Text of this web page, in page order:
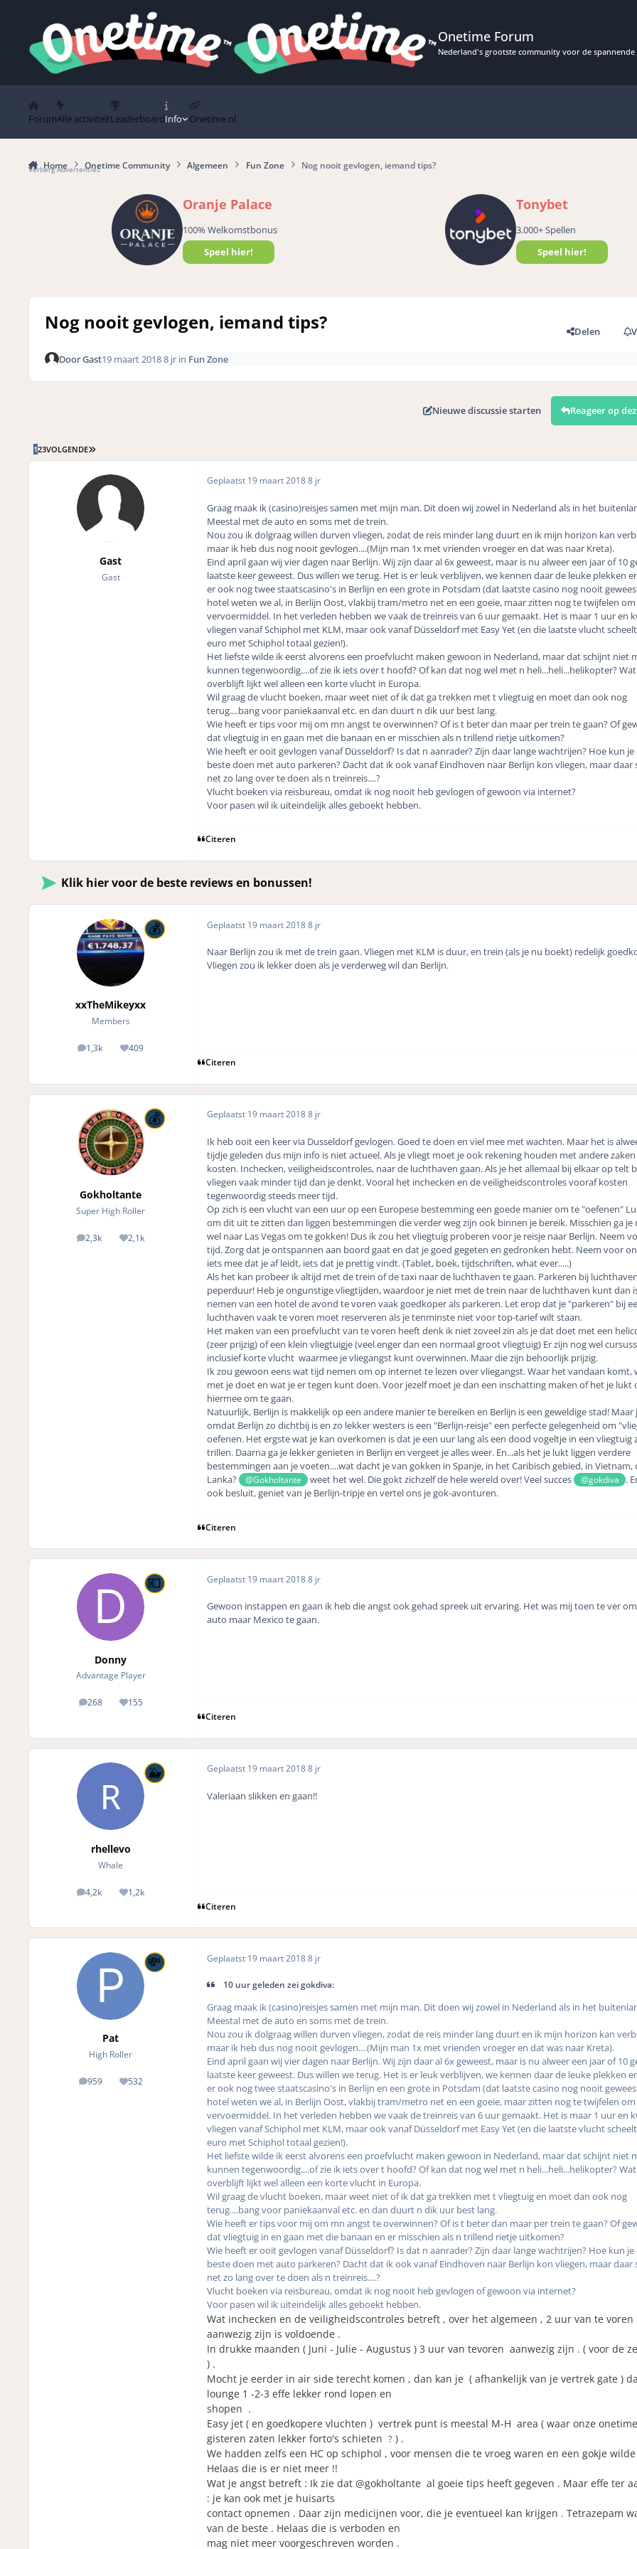
Onetime Forum
Nederland's grootste community voor de spannende
ForumAlle activiteitLeaderboardInfo Onetime.nl
Home Onetime Community Algemeen Fun Zone Nog nooit gevlogen, iemand tips?
Verberg Advertenties
Oranje Palace
100% Welkomstbonus
Speel hier!
Tonybet
3.000+ Spellen
Speel hier!
Nog nooit gevlogen, iemand tips? Delen
DoorGast19 maart 20188 jrin Fun Zone
Nieuwe discussie starten Reageer op
123VOLGENDE LAATSTE PAGINA
Gast
Gast
Geplaatst 19 maart 20188 jr
Graag maak ik (casino)reisjes samen met mijn man. Dit doen wij zowel in Nederland als in het
Meestal met de auto en soms met de trein.
Nou zou ik dolgraag willen durven vliegen, zodat de reis minder lang duurt en ik mijn horizon kan
maar ik heb dus nog nooit gevlogen....(Mijn man 1x met vrienden vroeger en dat was naar Kreta).
Eind april gaan wij vier dagen naar Berlijn. Wij zijn daar al 6x geweest, maar is nu alweer een jaar of 10
laatste keer geweest. Dus willen we terug. Het is er leuk verblijven, we kennen daar de leuke plekken
er ook nog twee staatscasino's in Berlijn en een grote in Potsdam (dat laatste casino nog nooit
hotel weten we al, in Berlijn Oost, vlakbij tram/metro net en een goeie, maar zitten nog te twijfelen
vervoermiddel. In het verleden hebben we vaak de treinreis van 6 uur gemaakt. Het is maar 1 uur en
vliegen vanaf Schiphol met KLM, maar ook vanaf Düsseldorf met Easy Yet (en die laatste vlucht
euro met Schiphol totaal gezien!).
Het liefste wilde ik eerst alvorens een proefvlucht maken gewoon in Nederland, maar dat schijnt niet
kunnen tegenwoordig....of zie ik iets over t hoofd? Of kan dat nog wel met n heli...heli...helikopter?
overblijft lijkt wel alleen een korte vlucht in Europa.
Wil graag de vlucht boeken, maar weet niet of ik dat ga trekken met t vliegtuig en moet dan ook nog
terug....bang voor paniekaanval etc. en dan duurt n dik uur best lang.
Wie heeft er tips voor mij om mn angst te overwinnen? Of is t beter dan maar per trein te gaan? Of
dat vliegtuig in en gaan met die banaan en er misschien als n trillend rietje uitkomen?
Wie heeft er ooit gevlogen vanaf Düsseldorf? Is dat n aanrader? Zijn daar lange wachtrijen? Hoe kun
beste doen met auto parkeren? Dacht dat ik ook vanaf Eindhoven naar Berlijn kon vliegen, maar daar
net zo lang over te doen als n treinreis....?
Vlucht boeken via reisbureau, omdat ik nog nooit heb gevlogen of gewoon via internet?
Voor pasen wil ik uiteindelijk alles geboekt hebben.
Citeren
Klik hier voor de beste reviews en bonussen!
xxTheMikeyxx
Members
1,3k
posts 409
Reputation
Geplaatst 19 maart 20188 jr
Naar Berlijn zou ik met de trein gaan. Vliegen met KLM is duur, en trein (als je nu boekt) redelijk
Vliegen zou ik lekker doen als je verderweg wil dan Berlijn.
Citeren
Gokholtante
Super High Roller
2,3k
posts 2,1k
Reputation
Geplaatst 19 maart 20188 jr
Ik heb ooit een keer via Dusseldorf gevlogen. Goed te doen en viel mee met wachten. Maar het is
tijdje geleden dus mijn info is niet actueel. Als je vliegt moet je ook rekening houden met andere
kosten. Inchecken, veiligheidscontroles, naar de luchthaven gaan. Als je het allemaal bij elkaar op telt
vliegen vaak minder tijd dan je denkt. Vooral het inchecken en de veiligheidscontroles vooraf kosten
tegenwoordig steeds meer tijd.
Op zich is een vlucht van een uur op een Europese bestemming een goede manier om te "oefenen"
om dit uit te zitten dan liggen bestemmingen die verder weg zijn ook binnen je bereik. Misschien ga je
wel naar Las Vegas om te gokken! Dus ik zou het vliegtuig proberen voor je reisje naar Berlijn. Neem
tijd. Zorg dat je ontspannen aan boord gaat en dat je goed gegeten en gedronken hebt. Neem voor
iets mee dat je af leidt, iets dat je prettig vindt. (Tablet, boek, tijdschriften, what ever.....)
Als het kan probeer ik altijd met de trein of de taxi naar de luchthaven te gaan. Parkeren bij
peperduur! Heb je ongunstige vliegtijden, waardoor je niet met de trein naar de luchthaven kunt dan
nemen van een hotel de avond te voren vaak goedkoper als parkeren. Let erop dat je "parkeren" bij
luchthaven vaak te voren moet reserveren als je tenminste niet voor top-tarief wilt staan.
Het maken van een proefvlucht van te voren heeft denk ik niet zoveel zin als je dat doet met een
(zeer prijzig) of een klein vliegtuigje (veel enger dan een normaal groot vliegtuig) Er zijn nog wel
inclusief korte vlucht waarmee je vliegangst kunt overwinnen. Maar die zijn behoorlijk prijzig.
Ik zou gewoon eens wat tijd nemen om op internet te lezen over vliegangst. Waar het vandaan komt,
met je doet en wat je er tegen kunt doen. Voor jezelf moet je dan een inschatting maken of het je lukt
hiermee om te gaan.
Natuurlijk, Berlijn is makkelijk op een andere manier te bereiken en Berlijn is een geweldige stad! Maar
omdat Berlijn zo dichtbij is en zo lekker westers is een "Berlijn-reisje" een perfecte gelegenheid om
oefenen. Het ergste wat je kan overkomen is dat je een uur lang als een dood vogeltje in een vliegtuig
trillen. Daarna ga je lekker genieten in Berlijn en vergeet je alles weer. En...als het je lukt liggen verdere
bestemmingen aan je voeten....wat dacht je van gokken in Spanje, in het Caribisch gebied, in Vietnam,
Lanka?
@Gokholtante weet het wel. Die gokt zichzelf de hele wereld over! Veel succes @gokdiva
.
ook besluit, geniet van je Berlijn-tripje en vertel ons je gok-avonturen.
Citeren
Donny
Advantage Player
268
posts 155
Reputation
Geplaatst 19 maart 20188 jr
Gewoon instappen en gaan ik heb die angst ook gehad spreek uit ervaring. Het was mij toen te ver
auto maar Mexico te gaan.
Citeren
rhellevo
Whale
4,2k
posts 1,2k
Reputation
Geplaatst 19 maart 20188 jr
Valeriaan slikken en gaan!!
Citeren
Pat
High Roller
959
posts 532
Reputation
Geplaatst 19 maart 20188 jr
10 uur geleden zei gokdiva:
Graag maak ik (casino)reisjes samen met mijn man. Dit doen wij zowel in Nederland als in het
Meestal met de auto en soms met de trein.
Nou zou ik dolgraag willen durven vliegen, zodat de reis minder lang duurt en ik mijn horizon kan
maar ik heb dus nog nooit gevlogen....(Mijn man 1x met vrienden vroeger en dat was naar Kreta).
Eind april gaan wij vier dagen naar Berlijn. Wij zijn daar al 6x geweest, maar is nu alweer een jaar of 10
laatste keer geweest. Dus willen we terug. Het is er leuk verblijven, we kennen daar de leuke plekken
er ook nog twee staatscasino's in Berlijn en een grote in Potsdam (dat laatste casino nog nooit
hotel weten we al, in Berlijn Oost, vlakbij tram/metro net en een goeie, maar zitten nog te twijfelen
vervoermiddel. In het verleden hebben we vaak de treinreis van 6 uur gemaakt. Het is maar 1 uur en
vliegen vanaf Schiphol met KLM, maar ook vanaf Düsseldorf met Easy Yet (en die laatste vlucht
euro met Schiphol totaal gezien!).
Het liefste wilde ik eerst alvorens een proefvlucht maken gewoon in Nederland, maar dat schijnt niet
kunnen tegenwoordig....of zie ik iets over t hoofd? Of kan dat nog wel met n heli...heli...helikopter?
overblijft lijkt wel alleen een korte vlucht in Europa.
Wil graag de vlucht boeken, maar weet niet of ik dat ga trekken met t vliegtuig en moet dan ook nog
terug....bang voor paniekaanval etc. en dan duurt n dik uur best lang.
Wie heeft er tips voor mij om mn angst te overwinnen? Of is t beter dan maar per trein te gaan? Of
dat vliegtuig in en gaan met die banaan en er misschien als n trillend rietje uitkomen?
Wie heeft er ooit gevlogen vanaf Düsseldorf? Is dat n aanrader? Zijn daar lange wachtrijen? Hoe kun
beste doen met auto parkeren? Dacht dat ik ook vanaf Eindhoven naar Berlijn kon vliegen, maar daar
net zo lang over te doen als n treinreis....?
Vlucht boeken via reisbureau, omdat ik nog nooit heb gevlogen of gewoon via internet?
Voor pasen wil ik uiteindelijk alles geboekt hebben.
Wat inchecken en de veiligheidscontroles betreft , over het algemeen , 2 uur van te voren
aanwezig zijn is voldoende .
In drukke maanden ( Juni - Julie - Augustus ) 3 uur van tevoren aanwezig zijn . ( voor de
) .
Mocht je eerder in air side terecht komen , dan kan je ( afhankelijk van je vertrek gate )
lounge 1 -2-3 effe lekker rond lopen en
shopen .
Easy jet ( en goedkopere vluchten ) vertrek punt is meestal M-H area ( waar onze
gisteren zaten lekker forto's schieten ?) .
We hadden zelfs een HC op schiphol , voor mensen die te vroeg waren en een gokje
Helaas die is er niet meer !!
Wat je angst betreft : Ik zie dat @gokholtante al goeie tips heeft gegeven . Maar effe ter
: je kan ook met je huisarts
contact opnemen . Daar zijn medicijnen voor, die je eventueel kan krijgen . Tetrazepam
van de beste . Helaas die is verboden en
mag niet meer voorgeschreven worden .